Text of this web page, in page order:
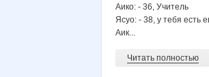
Аико: - 36, Учитель
Ясуо: - 38, у тебя есть
Аик...
Читать полностью